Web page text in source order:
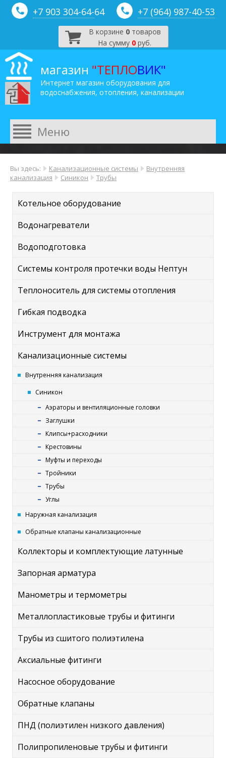
+7 903 304-64-64 +7 (964) 987-40-53
В корзине 0товаров
На сумму 0 руб.
магазин "ТЕПЛОВИК"
Интернет магазин оборудования для
водоснабжения, отопления, канализации
Вы здесь: Канализационные системы
Внутренняя
канализация
Синикон Трубы
Котельное оборудование
Водонагреватели
Водоподготовка
Системы контроля протечки воды Нептун
Теплоноситель для системы отопления
Гибкая подводка
Инструмент для монтажа
Канализационные системы
Внутренняя канализация
Синикон
Аэраторы и вентиляционные головки
Заглушки
Клипсы+расходники
Крестовины
Муфты и переходы
Тройники
Трубы
Углы
Наружная канализация
Обратные клапаны канализационные
Коллекторы и комплектующие латунные
Запорная арматура
Манометры и термометры
Металлопластиковые трубы и фитинги
Трубы из сшитого полиэтилена
Аксиальные фитинги
Насосное оборудование
Обратные клапаны
ПНД (полиэтилен низкого давления)
Полипропиленовые трубы и фитинги